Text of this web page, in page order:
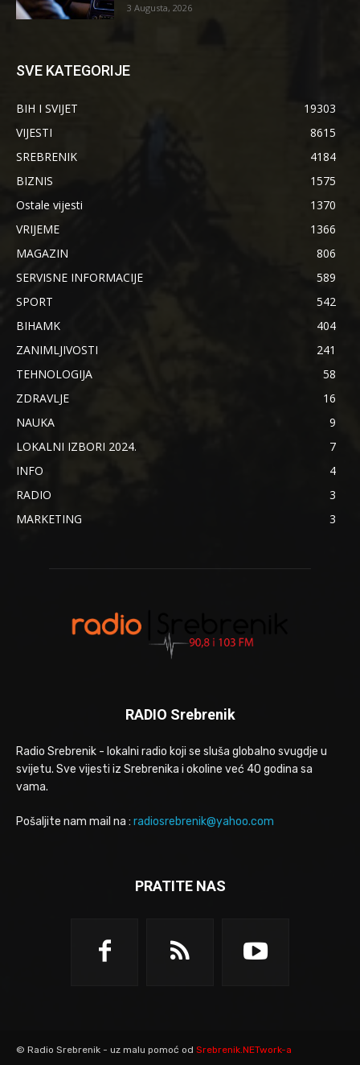
3 Augusta, 2026
SVE KATEGORIJE
BIH I SVIJET
19303
VIJESTI
8615
SREBRENIK
4184
BIZNIS
1575
Ostale vijesti
1370
VRIJEME
1366
MAGAZIN
806
SERVISNE INFORMACIJE
589
SPORT
542
BIHAMK
404
ZANIMLJIVOSTI
241
TEHNOLOGIJA
58
ZDRAVLJE
16
NAUKA
9
LOKALNI IZBORI 2024.
7
INFO
4
RADIO
3
MARKETING
3
RADIO Srebrenik
Radio Srebrenik - lokalni radio koji se sluša globalno svugdje u
svijetu. Sve vijesti iz Srebrenika i okoline već 40 godina sa
vama.
Pošaljite nam mail na : radiosrebrenik@yahoo.com
PRATITE NAS
© Radio Srebrenik - uz malu pomoć od Srebrenik.NETwork-a